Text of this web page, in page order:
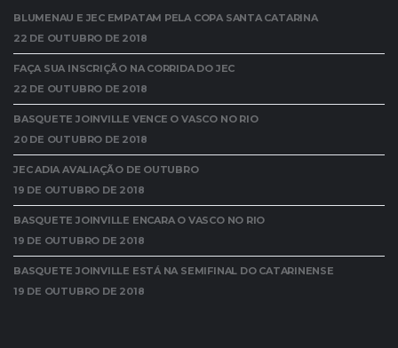
BLUMENAU E JEC EMPATAM PELA COPA SANTA CATARINA
22 DE OUTUBRO DE 2018
FAÇA SUA INSCRIÇÃO NA CORRIDA DO JEC
22 DE OUTUBRO DE 2018
BASQUETE JOINVILLE VENCE O VASCO NO RIO
20 DE OUTUBRO DE 2018
JEC ADIA AVALIAÇÃO DE OUTUBRO
19 DE OUTUBRO DE 2018
BASQUETE JOINVILLE ENCARA O VASCO NO RIO
19 DE OUTUBRO DE 2018
BASQUETE JOINVILLE ESTÁ NA SEMIFINAL DO CATARINENSE
19 DE OUTUBRO DE 2018